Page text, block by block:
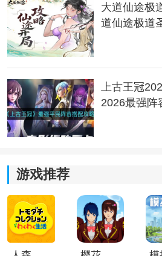
无影斩叠剑势；
2.天赋：
前期推荐优先点满盾守打秘境；
3.法宝：
60%全抗>冰伤>吸血/击中回复>其
以上就是小编为大家整理出来的
的剑修玩法攻略大全了，希望能
轻松的进行游戏，感谢您的查看
大道仙途极
道仙途极道
上古王冠
2026最强阵
游戏推荐